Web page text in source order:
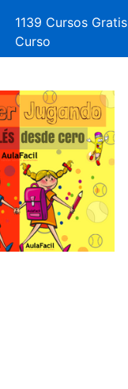
1139 Cursos Gratis
Curso